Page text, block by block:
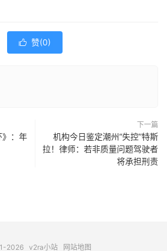
 赞(0)
》：年
下一篇
机构今日鉴定潮州“失控”特斯
拉！律师：若非质量问题驾驶者
将承担刑责
2026 v2ra小站 网站地图